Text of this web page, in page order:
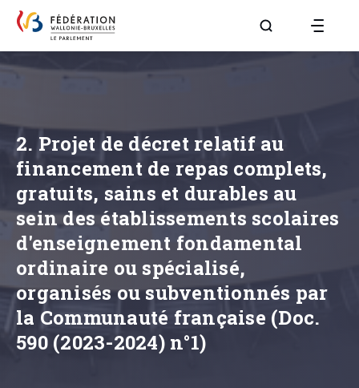
Aller à la page
2. Projet de décret relatif au
financement de repas complets,
gratuits, sains et durables au
sein des établissements scolaires
d'enseignement fondamental
ordinaire ou spécialisé,
organisés ou subventionnés par
la Communauté française (Doc.
590 (2023-2024) n°1)